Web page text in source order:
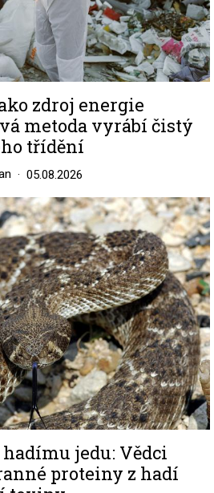
zdroj energie
metoda vyrábí čistý
třídění
05.08.2026
jedu: Vědci
proteiny z hadí